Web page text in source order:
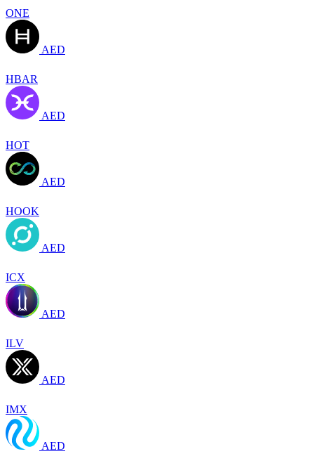
ONE
AED
HBAR
AED
HOT
AED
HOOK
AED
ICX
AED
ILV
AED
IMX
AED